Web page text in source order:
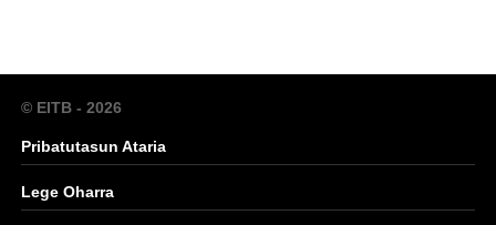
© EITB - 2026
Pribatutasun Ataria
Lege Oharra